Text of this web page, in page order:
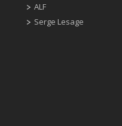
ALF
Serge Lesage